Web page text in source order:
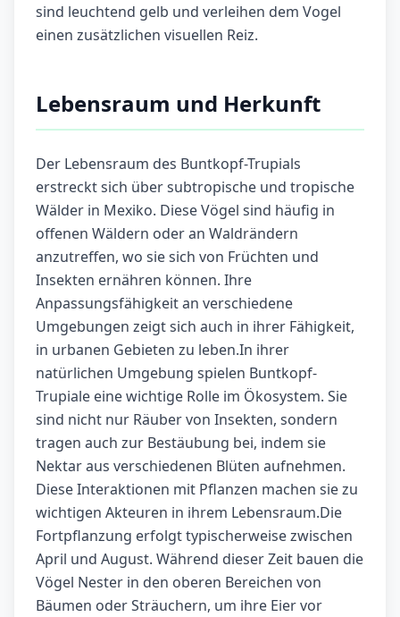
sind leuchtend gelb und verleihen dem Vogel
einen zusätzlichen visuellen Reiz.
Lebensraum und Herkunft
Der Lebensraum des Buntkopf-Trupials
erstreckt sich über subtropische und tropische
Wälder in Mexiko. Diese Vögel sind häufig in
offenen Wäldern oder an Waldrändern
anzutreffen, wo sie sich von Früchten und
Insekten ernähren können. Ihre
Anpassungsfähigkeit an verschiedene
Umgebungen zeigt sich auch in ihrer Fähigkeit,
in urbanen Gebieten zu leben.In ihrer
natürlichen Umgebung spielen Buntkopf-
Trupiale eine wichtige Rolle im Ökosystem. Sie
sind nicht nur Räuber von Insekten, sondern
tragen auch zur Bestäubung bei, indem sie
Nektar aus verschiedenen Blüten aufnehmen.
Diese Interaktionen mit Pflanzen machen sie zu
wichtigen Akteuren in ihrem Lebensraum.Die
Fortpflanzung erfolgt typischerweise zwischen
April und August. Während dieser Zeit bauen die
Vögel Nester in den oberen Bereichen von
Bäumen oder Sträuchern, um ihre Eier vor